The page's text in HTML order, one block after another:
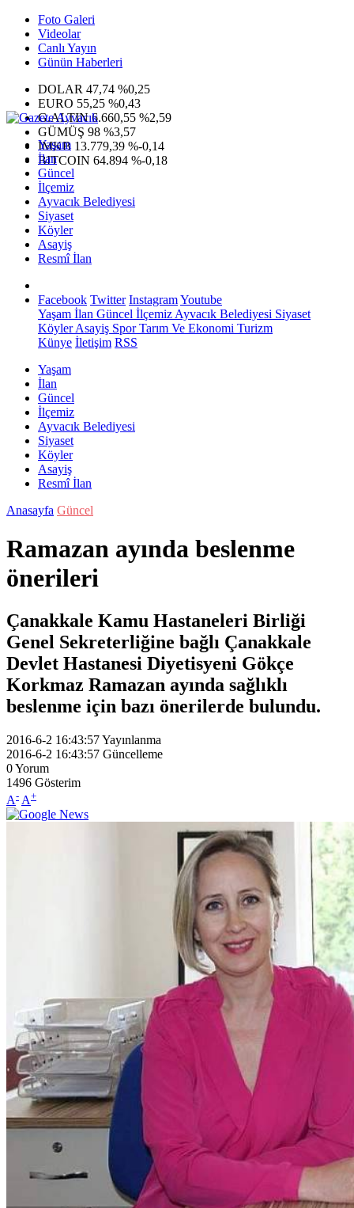
Foto Galeri
Videolar
Canlı Yayın
Günün Haberleri
DOLAR 47,74 %0,25
EURO 55,25 %0,43
G.ALTIN6.660,55 %2,59
GÜMÜŞ 98 %3,57
IMKB 13.779,39 %-0,14
BITCOIN 64.894 %-0,18
Yaşam
İlan
Güncel
İlçemiz
Ayvacık Belediyesi
Siyaset
Köyler
Asayiş
Resmî İlan
Facebook Twitter InstagramYoutube
Yaşam İlan Güncel İlçemiz Ayvacık Belediyesi Siyaset
KöylerAsayiş SporTarım Ve Ekonomi Turizm
Künye İletişim RSS
Yaşam
İlan
Güncel
İlçemiz
Ayvacık Belediyesi
Siyaset
Köyler
Asayiş
Resmî İlan
Anasayfa Güncel
Ramazan ayında beslenme
önerileri
Çanakkale Kamu Hastaneleri Birliği
Genel Sekreterliğine bağlı Çanakkale
Devlet Hastanesi Diyetisyeni Gökçe
Korkmaz Ramazan ayında sağlıklı
beslenme için bazı önerilerde bulundu.
2016-6-2 16:43:57Yayınlanma
2016-6-2 16:43:57 Güncelleme
0Yorum
1496 Gösterim
A- A+